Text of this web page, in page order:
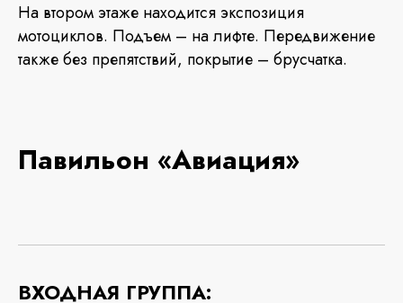
На втором этаже находится экспозиция
мотоциклов. Подъем – на лифте. Передвижение
также без препятствий, покрытие – брусчатка.
Павильон «Авиация»
ВХОДНАЯ ГРУППА: